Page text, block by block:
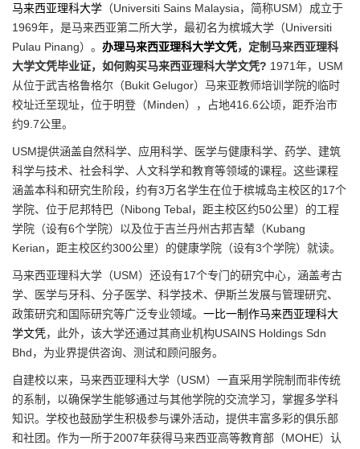
马来西亚理科大学 （Universiti Sains Malaysia，简称USM）成立于
1969年，是马来西亚第二所大学，最初名为槟城大学（Universiti
Pulau Pinang）。 办理马来西亚理科大学文凭，定制马来西亚理科
大学文凭毕业证，如何购买马来西亚理科大学文凭? 1971年，USM
从位于武吉格鲁格尔（Bukit Gelugor）马来亚教师培训学院的临时
校址迁至现址，位于明登（Minden），占地416.6公顷，距乔治市
约9.7公里。
USM提供涵盖自然科学、应用科学、医学与健康科学、药学、建筑
科学与技术、社会科学、人文科学和教育等领域的课程。这些课程
涵盖本科和研究生阶段，约有3万名学生在位于槟城岛主校区的17个
学院、位于尼邦特巴（Nibong Tebal，距主校区约50公里）的工程
学院（设有6个学院）以及位于吉兰丹州古邦吉辇（Kubang
Kerian，距主校区约300公里）的健康学院（设有3个学院）就读。
马来西亚理科大学（USM）还设有17个专门的研究中心，涵盖考古
学、医学与牙科、分子医学、科学技术、伊斯兰发展与管理研究、
政策研究和国际研究等广泛专业领域。 一比一制作马来西亚理科大
学文凭，此外，该大学还通过其商业机构USAINS Holdings Sdn
Bhd，为业界提供咨询、测试和顾问服务。
自建校以来，马来西亚理科大学（USM）一直采用学院制而非传统
的系制，以确保学生能够通过与其他学院的交流学习，掌握多学科
知识。学校也鼓励学生积极参与课外活动，提供丰富多彩的俱乐部
和社团。作为一所于2007年获得马来西亚高等教育部（MOHE）认